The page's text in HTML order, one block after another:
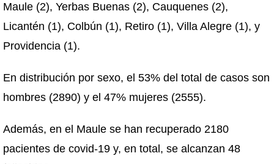
Maule (2), Yerbas Buenas (2), Cauquenes (2),
Licantén (1), Colbún (1), Retiro (1), Villa Alegre (1), y
Providencia (1).
En distribución por sexo, el 53% del total de casos son
hombres (2890) y el 47% mujeres (2555).
Además, en el Maule se han recuperado 2180
pacientes de covid-19 y, en total, se alcanzan 48